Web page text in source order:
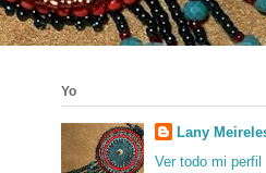
Yo
Lany
Ver todo mi perfil